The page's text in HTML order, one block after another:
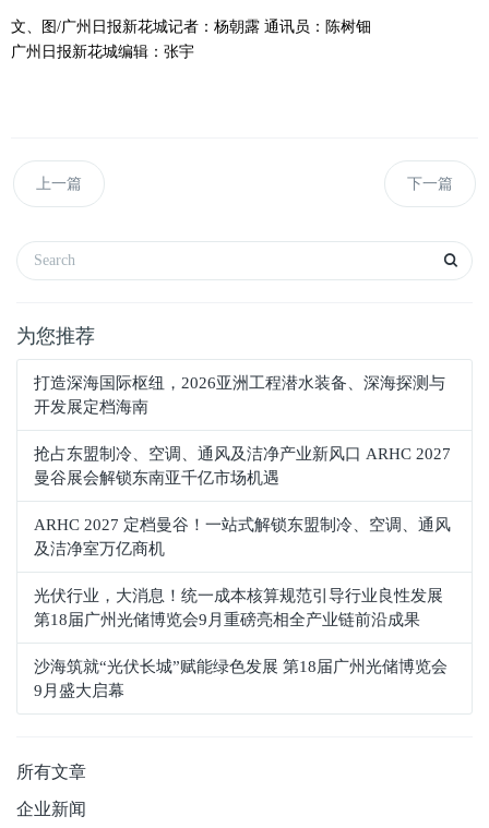
文、图/广州日报新花城记者：杨朝露 通讯员：陈树钿
广州日报新花城编辑：张宇
上一篇 下一篇
为您推荐
打造深海国际枢纽，2026亚洲工程潜水装备、深海探测与
开发展定档海南
抢占东盟制冷、空调、通风及洁净产业新风口 ARHC 2027
曼谷展会解锁东南亚千亿市场机遇
ARHC 2027 定档曼谷！一站式解锁东盟制冷、空调、通风
及洁净室万亿商机
光伏行业，大消息！统一成本核算规范引导行业良性发展
第18届广州光储博览会9月重磅亮相全产业链前沿成果
沙海筑就“光伏长城”赋能绿色发展 第18届广州光储博览会
9月盛大启幕
所有文章
企业新闻